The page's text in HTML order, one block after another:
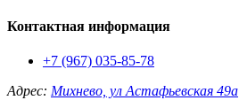
Контактная информация
+7 (967) 035-85-78
Адрес: Михнево, ул Астафьевская 49а